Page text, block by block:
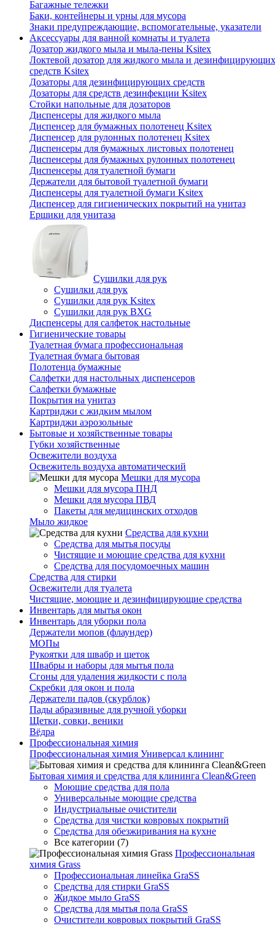
Багажные тележки
Баки, контейнеры и урны для мусора
Знаки предупреждающие, вспомогательные, указатели
Аксессуары для ванной комнаты и туалета
Дозатор жидкого мыла и мыла-пены Ksitex
Локтевой дозатор для жидкого мыла и дезинфицирующих
средств Ksitex
Дозаторы для дезинфицирующих средств
Дозаторы для средств дезинфекции Ksitex
Стойки напольные для дозаторов
Диспенсеры для жидкого мыла
Диспенсер для бумажных полотенец Ksitex
Диспенсер для рулонных полотенец Ksitex
Диспенсеры для бумажных листовых полотенец
Диспенсеры для бумажных рулонных полотенец
Диспенсеры для туалетной бумаги
Держатели для бытовой туалетной бумаги
Диспенсеры для туалетной бумаги Ksitex
Диспенсер для гигиенических покрытий на унитаз
Ершики для унитаза
Сушилки для рук
Сушилки для рук
Сушилки для рук Ksitex
Сушилки для рук BXG
Диспенсеры для салфеток настольные
Гигиенические товары
Туалетная бумага профессиональная
Туалетная бумага бытовая
Полотенца бумажные
Салфетки для настольных диспенсеров
Салфетки бумажные
Покрытия на унитаз
Картриджи с жидким мылом
Картриджи аэрозольные
Бытовые и хозяйственные товары
Губки хозяйственные
Освежители воздуха
Освежитель воздуха автоматический
Мешки для мусора
Мешки для мусора ПНД
Мешки для мусора ПВД
Пакеты для медицинских отходов
Мыло жидкое
Средства для кухни
Средства для мытья посуды
Чистящие и моющие средства для кухни
Средства для посудомоечных машин
Средства для стирки
Освежители для туалета
Чистящие, моющие и дезинфицирующие средства
Инвентарь для мытья окон
Инвентарь для уборки пола
Держатели мопов (флаундер)
МОПы
Рукоятки для швабр и щеток
Швабры и наборы для мытья пола
Сгоны для удаления жидкости с пола
Скребки для окон и пола
Держатели падов (скурблок)
Пады абразивные для ручной уборки
Щетки, совки, веники
Вёдра
Профессиональная химия
Профессиональная химия Универсал клининг
Бытовая химия и средства для клининга Clean&Green
Моющие средства для пола
Универсальные моющие средства
Индустриальные очистители
Средства для чистки ковровых покрытий
Средства для обезжиривания на кухне
Все категории (7)
Профессиональная
химия Grass
Профессиональная линейка GraSS
Средства для стирки GraSS
Жидкое мыло GraSS
Средства для мытья пола GraSS
Очистители ковровых покрытий GraSS